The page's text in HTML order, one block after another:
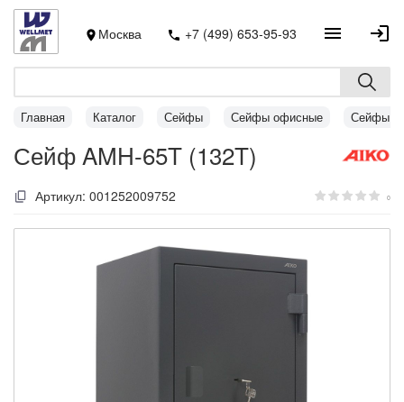
Москва +7 (499) 653-95-93
Главная Каталог Сейфы Сейфы офисные Сейфы
Сейф AMH-65T (132T)
Артикул: 001252009752 0